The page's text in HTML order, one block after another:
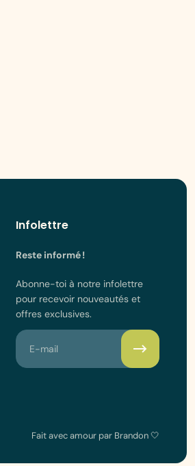
Infolettre
Reste informé !
Abonne-toi à notre infolettre
pour recevoir nouveautés et
offres exclusives.
E-mail
Fait avec amour par Brandon 🤍